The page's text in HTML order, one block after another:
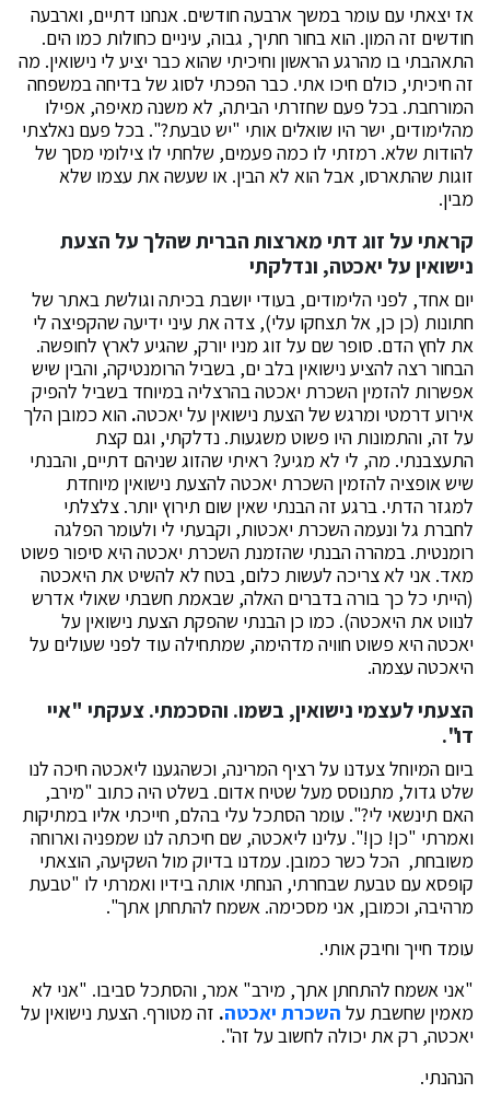
אז יצאתי עם עומר במשך ארבעה חודשים. אנחנו דתיים, וארבעה
חודשים זה המון. הוא בחור חתיך, גבוה, עיניים כחולות כמו הים.
התאהבתי בו מהרגע הראשון וחיכיתי שהוא כבר יציע לי נישואין. מה
זה חיכיתי, כולם חיכו אתי. כבר הפכתי לסוג של בדיחה במשפחה
המורחבת. בכל פעם שחזרתי הביתה, לא משנה מאיפה, אפילו
מהלימודים, ישר היו שואלים אותי "יש טבעת?". בכל פעם נאלצתי
להודות שלא. רמזתי לו כמה פעמים, שלחתי לו צילומי מסך של
זוגות שהתארסו, אבל הוא לא הבין. או שעשה את עצמו שלא
מבין.
קראתי על זוג דתי מארצות הברית שהלך על הצעת
נישואין על יאכטה, ונדלקתי
יום אחד, לפני הלימודים, בעודי יושבת בכיתה וגולשת באתר של
חתונות (כן כן, אל תצחקו עלי), צדה את עיני ידיעה שהקפיצה לי
את לחץ הדם. סופר שם על זוג מניו יורק, שהגיע לארץ לחופשה.
הבחור רצה להציע נישואין בלב ים, בשביל הרומנטיקה, והבין שיש
אפשרות להזמין השכרת יאכטהבהרצליה במיוחד בשביל להפיק
אירוע דרמטי ומרגש של הצעת נישואין על יאכטה. הוא כמובן הלך
על זה, והתמונות היו פשוט משגעות. נדלקתי, וגם קצת
התעצבנתי. מה, לי לא מגיע? ראיתי שהזוג שניהם דתיים, והבנתי
שיש אופציה להזמין השכרת יאכטה להצעת נישואין מיוחדת
למגזר הדתי. ברגע זה הבנתי שאין שום תירוץ יותר. צלצלתי
לחברת גל ונעמה השכרת יאכטות, וקבעתי לי ולעומר הפלגה
רומנטית. במהרה הבנתי שהזמנת השכרת יאכטה היא סיפור פשוט
מאד. אני לא צריכה לעשות כלום, בטח לא להשיט את היאכטה
(הייתי כל כך בורה בדברים האלה, שבאמת חשבתי שאולי אדרש
לנווט את היאכטה). כמו כן הבנתי שהפקת הצעת נישואין על
יאכטההיא פשוט חוויה מדהימה, שמתחילה עוד לפני שעולים על
היאכטה עצמה.
הצעתי לעצמי נישואין, בשמו. והסכמתי. צעקתי "איי
דו".
ביום המיוחל צעדנו על רציף המרינה, וכשהגענו ליאכטה חיכה לנו
שלט גדול, מתנוסס מעל שטיח אדום. בשלט היה כתוב "מירב,
האם תינשאי לי?". עומר הסתכל עלי בהלם, חייכתי אליו במתיקות
ואמרתי "כן! כן!". עלינו ליאכטה, שם חיכתה לנו שמפניה וארוחה
משובחת, הכל כשר כמובן. עמדנו בדיוק מול השקיעה, הוצאתי
קופסא עם טבעת שבחרתי, הנחתי אותה בידיו ואמרתי לו "טבעת
מרהיבה, וכמובן, אני מסכימה. אשמח להתחתן אתך".
עומד חייך וחיבק אותי.
"אני אשמח להתחתן אתך, מירב" אמר, והסתכל סביבו. "אני לא
מאמין שחשבת על השכרת יאכטה. זה מטורף. הצעת נישואין על
יאכטה, רק את יכולה לחשוב על זה".
הנהנתי.